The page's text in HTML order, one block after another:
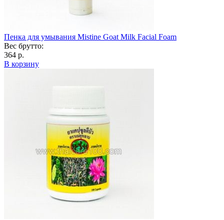
Пенка для умывания Mistine Goat Milk Facial Foam
Вес брутто:
364 р.
В корзину